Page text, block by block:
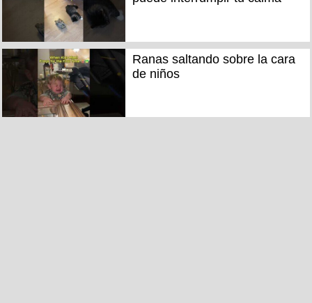
Ranas saltando sobre la cara
de niños